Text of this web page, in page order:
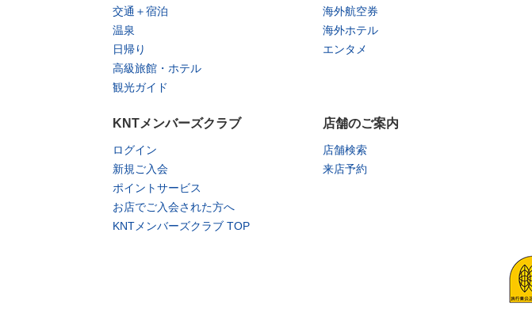
交通＋宿泊
温泉
日帰り
高級旅館・ホテル
観光ガイド
海外航空券
海外ホテル
エンタメ
KNTメンバーズクラブ
ログイン
新規ご入会
ポイントサービス
お店でご入会された方へ
KNTメンバーズクラブ TOP
店舗のご案内
店舗検索
来店予約